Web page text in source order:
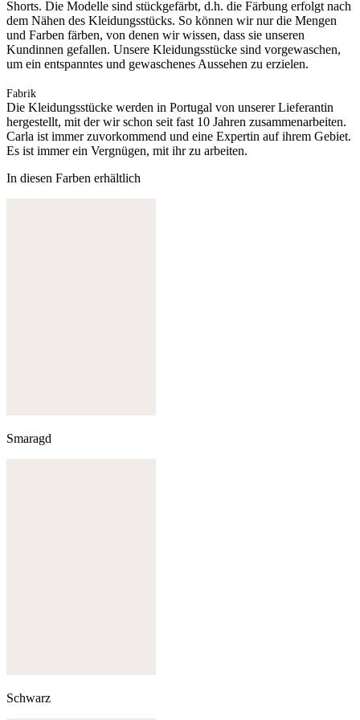
Shorts. Die Modelle sind stückgefärbt, d.h. die Färbung erfolgt nach
dem Nähen des Kleidungsstücks. So können wir nur die Mengen
und Farben färben, von denen wir wissen, dass sie unseren
Kundinnen gefallen. Unsere Kleidungsstücke sind vorgewaschen,
um ein entspanntes und gewaschenes Aussehen zu erzielen.
Fabrik
Die Kleidungsstücke werden in Portugal von unserer Lieferantin
hergestellt, mit der wir schon seit fast 10 Jahren zusammenarbeiten.
Carla ist immer zuvorkommend und eine Expertin auf ihrem Gebiet.
Es ist immer ein Vergnügen, mit ihr zu arbeiten.
In diesen Farben erhältlich
Smaragd
Schwarz